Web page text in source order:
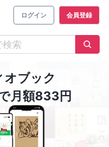
ログイン 会員登録
オブック
月額833円